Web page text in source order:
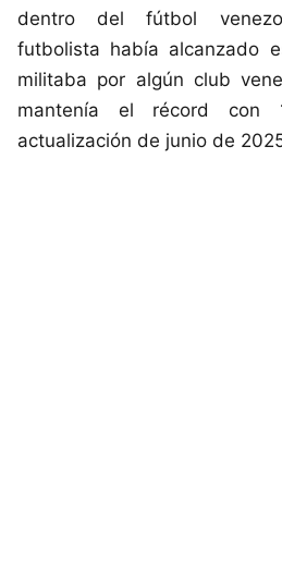
dentro del fútbol
futbolista había alcanzado
militaba por algún club
mantenía el récord con
actualización de junio de